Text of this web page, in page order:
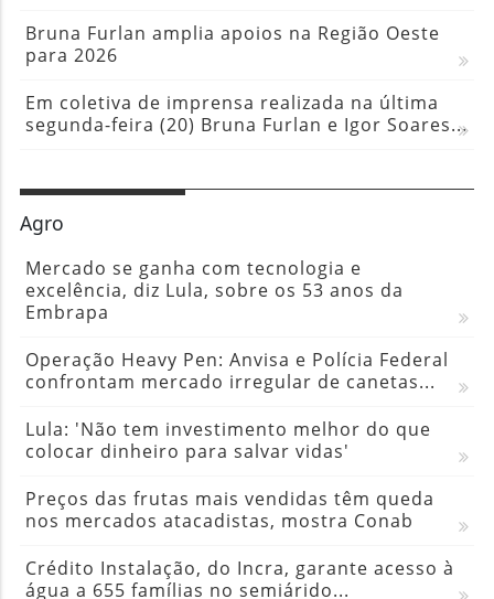
Bruna Furlan amplia apoios na Região Oeste
para 2026
Em coletiva de imprensa realizada na última
segunda-feira (20) Bruna Furlan e Igor Soares...
Agro
Mercado se ganha com tecnologia e
excelência, diz Lula, sobre os 53 anos da
Embrapa
Operação Heavy Pen: Anvisa e Polícia Federal
confrontam mercado irregular de canetas...
Lula: 'Não tem investimento melhor do que
colocar dinheiro para salvar vidas'
Preços das frutas mais vendidas têm queda
nos mercados atacadistas, mostra Conab
Crédito Instalação, do Incra, garante acesso à
água a 655 famílias no semiárido...